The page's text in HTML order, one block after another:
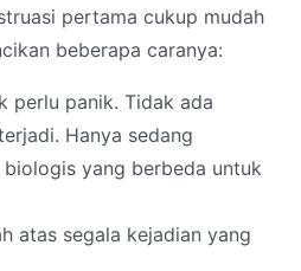
pertama cukup mudah
beberapa caranya:
perlu panik. Tidak ada
Hanya sedang
yang berbeda untuk
atas segala kejadian yang